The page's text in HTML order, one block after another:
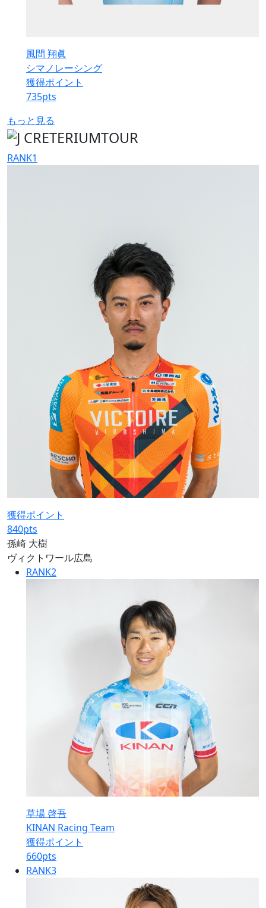
風間 翔眞
シマノレーシング
獲得ポイント
735pts
もっと見る
RANK1
獲得ポイント
840pts
孫崎 大樹
ヴィクトワール広島
RANK2
草場 啓吾
KINAN Racing Team
獲得ポイント
660pts
RANK3